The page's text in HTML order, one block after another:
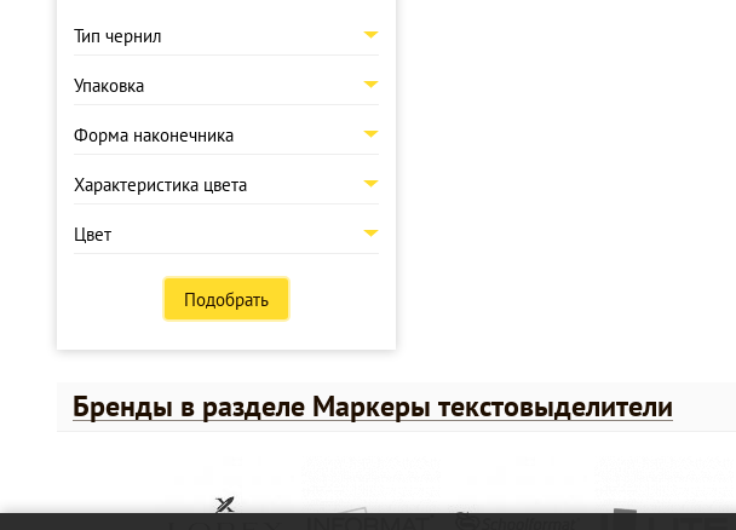
Тип чернил
Упаковка
Форма наконечника
Характеристика цвета
Цвет
Подобрать
Бренды в разделе Маркеры текстовыделители